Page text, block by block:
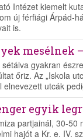
Intézet kiemelt
új férfiági Árpád-
is.
mesélnek
gyakran
őriz. Az „Iskola
elnevezett utcák
egyik
partjainál, 30-
hajót a Kr. e. IV.